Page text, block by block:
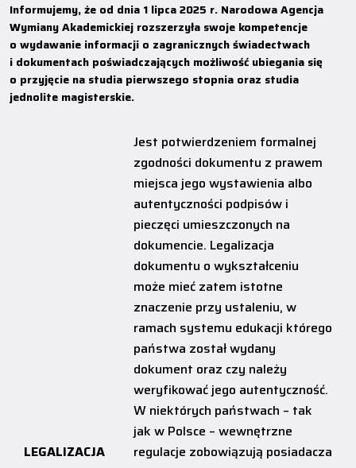
Informujemy, że od dnia 1 lipca 2025 r. Narodowa Agencja
Wymiany Akademickiej rozszerzyła swoje kompetencje
o wydawanie informacji o zagranicznych świadectwach
i dokumentach poświadczających możliwość ubiegania się
o przyjęcie na studia pierwszego stopnia oraz studia
jednolite magisterskie.
LEGALIZACJA
Jest potwierdzeniem formalnej
zgodności dokumentu z prawem
miejsca jego wystawienia albo
autentyczności podpisów i
pieczęci umieszczonych na
dokumencie. Legalizacja
dokumentu o wykształceniu
może mieć zatem istotne
znaczenie przy ustaleniu, w
ramach systemu edukacji którego
państwa został wydany
dokument oraz czy należy
weryfikować jego autentyczność.
W niektórych państwach – tak
jak w Polsce – wewnętrzne
regulacje zobowiązują posiadacza